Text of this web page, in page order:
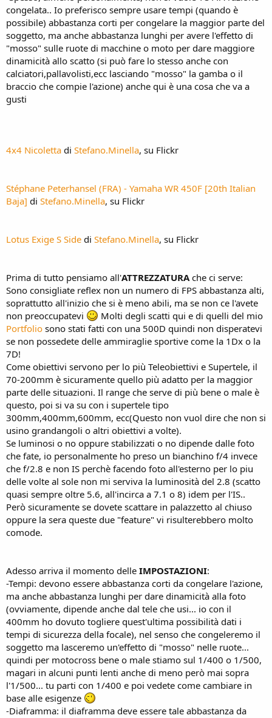
congelata.. Io preferisco sempre usare tempi (quando è
possibile) abbastanza corti per congelare la maggior parte del
soggetto, ma anche abbastanza lunghi per avere l'effetto di
"mosso" sulle ruote di macchine o moto per dare maggiore
dinamicità allo scatto (si può fare lo stesso anche con
calciatori,pallavolisti,ecc lasciando "mosso" la gamba o il
braccio che compie l'azione) anche qui è una cosa che va a
gusti
4x4 Nicoletta di Stefano.Minella, su Flickr
Stéphane Peterhansel (FRA) - Yamaha WR 450F [20th Italian
Baja] di Stefano.Minella, su Flickr
Lotus Exige S Side di Stefano.Minella, su Flickr
Prima di tutto pensiamo all'ATTREZZATURA che ci serve:
Sono consigliate reflex non un numero di FPS abbastanza alti,
soprattutto all'inizio che si è meno abili, ma se non ce l'avete
non preoccupatevi
Molti degli scatti qui e di quelli del mio
Portfolio sono stati fatti con una 500D quindi non disperatevi
se non possedete delle ammiraglie sportive come la 1Dx o la
7D!
Come obiettivi servono per lo più Teleobiettivi e Supertele, il
70-200mm è sicuramente quello più adatto per la maggior
parte delle situazioni. Il range che serve di più bene o male è
questo, poi si va su con i supertele tipo
300mm,400mm,600mm, ecc(Questo non vuol dire che non si
usino grandangoli o altri obiettivi a volte).
Se luminosi o no oppure stabilizzati o no dipende dalle foto
che fate, io personalmente ho preso un bianchino f/4 invece
che f/2.8 e non IS perchè facendo foto all'esterno per lo piu
delle volte al sole non mi serviva la luminosità del 2.8 (scatto
quasi sempre oltre 5.6, all'incirca a 7.1 o 8) idem per l'IS..
Però sicuramente se dovete scattare in palazzetto al chiuso
oppure la sera queste due "feature" vi risulterebbero molto
comode.
Adesso arriva il momento delle IMPOSTAZIONI:
-Tempi: devono essere abbastanza corti da congelare l'azione,
ma anche abbastanza lunghi per dare dinamicità alla foto
(ovviamente, dipende anche dal tele che usi... io con il
400mm ho dovuto togliere quest'ultima possibilità dati i
tempi di sicurezza della focale), nel senso che congeleremo il
soggetto ma lasceremo un'effetto di "mosso" nelle ruote...
quindi per motocross bene o male stiamo sul 1/400 o 1/500,
magari in alcuni punti lenti anche di meno però mai sopra
l'1/500... tu parti con 1/400 e poi vedete come cambiare in
base alle esigenze
-Diaframma: il diaframma deve essere tale abbastanza da